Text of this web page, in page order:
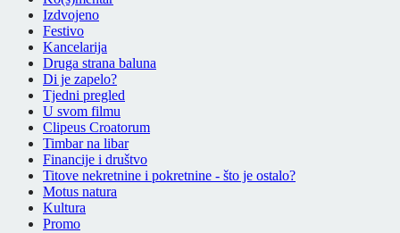
Izdvojeno
Festivo
Kancelarija
Druga strana baluna
Di je zapelo?
Tjedni pregled
U svom filmu
Clipeus Croatorum
Timbar na libar
Financije i društvo
Titove nekretnine i pokretnine - što je ostalo?
Motus natura
Kultura
Promo